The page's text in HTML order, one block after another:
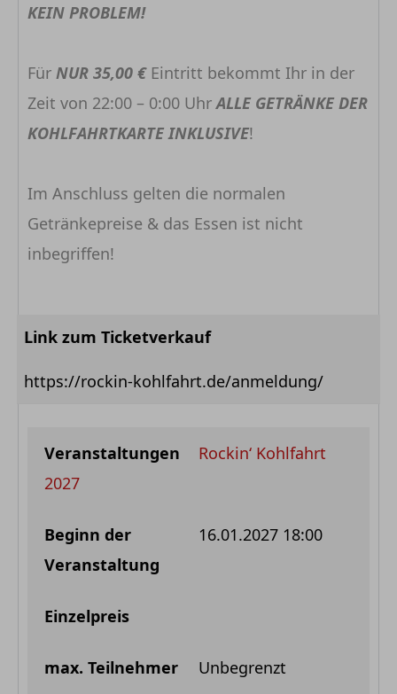
KEIN PROBLEM!
Für NUR 35,00 €Eintritt bekommt Ihr in der
Zeit von 22:00 – 0:00 UhrALLE GETRÄNKE DER
KOHLFAHRTKARTE INKLUSIVE!
Im Anschluss gelten die normalen
Getränkepreise & das Essen ist nicht
inbegriffen!
Link zum Ticketverkauf
https://rockin-kohlfahrt.de/anmeldung/
Rockin‘ Kohlfahrt
2027
16.01.2027 18:00
Unbegrenzt